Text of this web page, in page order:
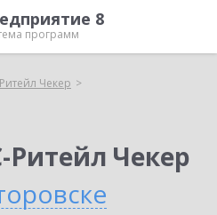
8
программ
Чекер
Ритейл Чекер